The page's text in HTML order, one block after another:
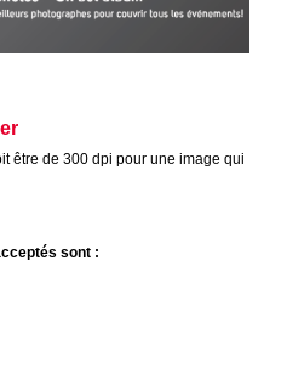
être de 300 dpi pour une image qui
sont :